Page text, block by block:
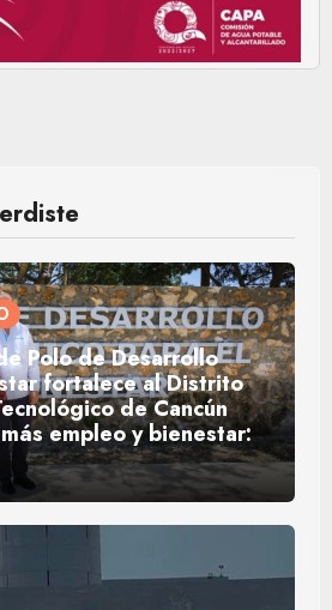
Polo de Desarrollo
fortalece al Distrito
de Cancún
empleo y bienestar: